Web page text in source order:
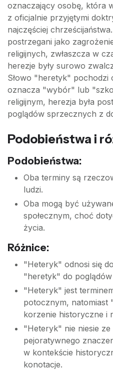
oznaczający osobę, która
z oficjalnie przyjętymi
najczęściej
postrzegani jako
religijnych, zwłaszcza w
herezje były surowo
Słowo "heretyk" pochodzi
oznacza "wybór" lub
religijnym, herezja była
poglądów sprzecznych z
Podobieństwa i
Podobieństwa:
Oba terminy są
ludzi.
Oba mogą być
społecznym, choć
życia.
Różnice:
"Heteryk" odnosi się
"heretyk" do
"Heteryk" jest
potocznym, natomiast
korzenie historyczne i
"Heteryk" nie niesie
pejoratywnego
w kontekście
konotacje.